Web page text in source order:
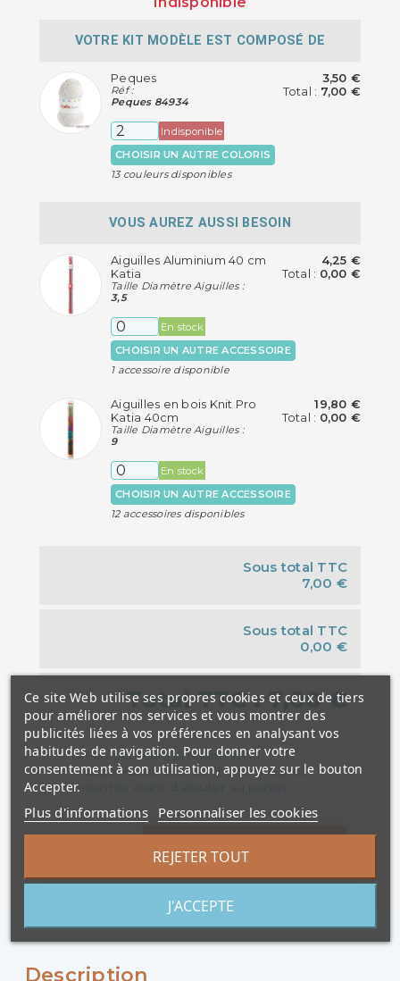
VOTRE KIT MODÈLE EST COMPOSÉ DE
Peques
Réf :
Peques 84934
Indisponible
3,50 €
Total : 7,00 €
CHOISIR UN AUTRE COLORIS
13 couleurs disponibles
VOUS AUREZ AUSSI BESOIN
Aiguilles Aluminium 40 cm
Katia
Taille Diamètre Aiguilles :
3,5
En stock
4,25 €
Total : 0,00 €
CHOISIR UN AUTRE ACCESSOIRE
1 accessoire disponible
Aiguilles en bois Knit Pro
Katia 40cm
Taille Diamètre Aiguilles :
9
En stock
19,80 €
Total : 0,00 €
CHOISIR UN AUTRE ACCESSOIRE
12 accessoires disponibles
Sous total TTC
7,00 €
Sous total TTC
0,00 €
Total TTC :7,00 €
Un ou plusieurs produits sont
indisponibles, veuillez choisir d'autres
variantes avant d'ajouter au panier
AJOUTER AU PANIER
Description
Ce site Web utilise ses propres cookies et ceux de tiers
pour améliorer nos services et vous montrer des
publicités liées à vos préférences en analysant vos
habitudes de navigation. Pour donner votre
consentement à son utilisation, appuyez sur le bouton
Accepter.
Plus d'informations Personnaliser les cookies
REJETER TOUT
J'ACCEPTE